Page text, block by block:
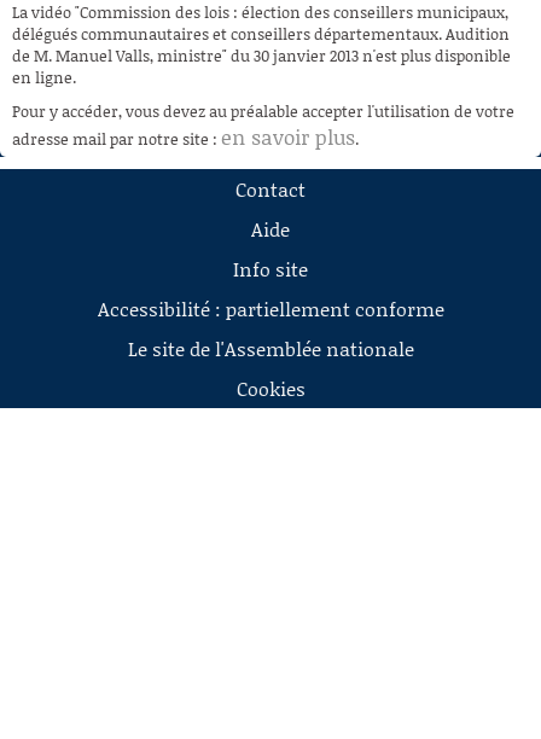
À LA DEMANDE
RECHERCHE
AIDE À LA DÉCOUPE
DE VIDÉOS
La vidéo "Commission des lois : élection des conseillers municipaux,
délégués communautaires et conseillers départementaux. Audition
de M. Manuel Valls, ministre" du 30 janvier 2013 n'est plus disponible
en ligne.
Pour y accéder, vous devez au préalable accepter l'utilisation de votre
adresse mail par notre site : en savoir plus.
Contact
Aide
Info site
Accessibilité : partiellement conforme
Le site de l'Assemblée nationale
Cookies